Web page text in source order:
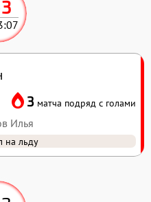
3
3 матча подряд с голами
Илья
на льду